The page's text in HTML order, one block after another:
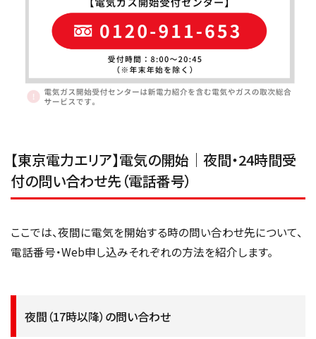
【東京電力エリア】電気の開始｜夜間・24時間受
付の問い合わせ先（電話番号）
ここでは、夜間に電気を開始する時の問い合わせ先について、
電話番号・Web申し込みそれぞれの方法を紹介します。
夜間（17時以降）の問い合わせ